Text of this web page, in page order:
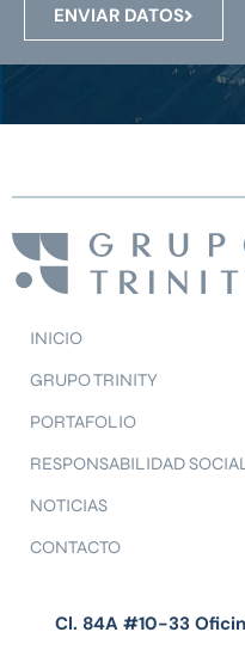
ENVIAR DATOS
INICIO
GRUPO TRINITY
PORTAFOLIO
RESPONSABILIDAD
NOTICIAS
CONTACTO
Cl. 84A #10-33